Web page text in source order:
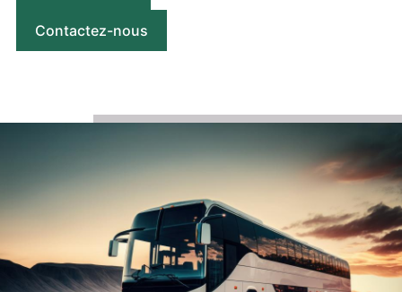
Contactez-nous